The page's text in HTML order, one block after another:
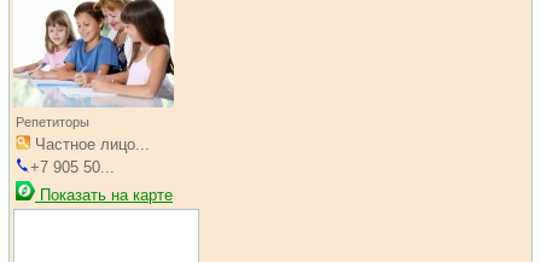
Репетиторы
Частное лицо...
+7 905 50...
Показать на карте